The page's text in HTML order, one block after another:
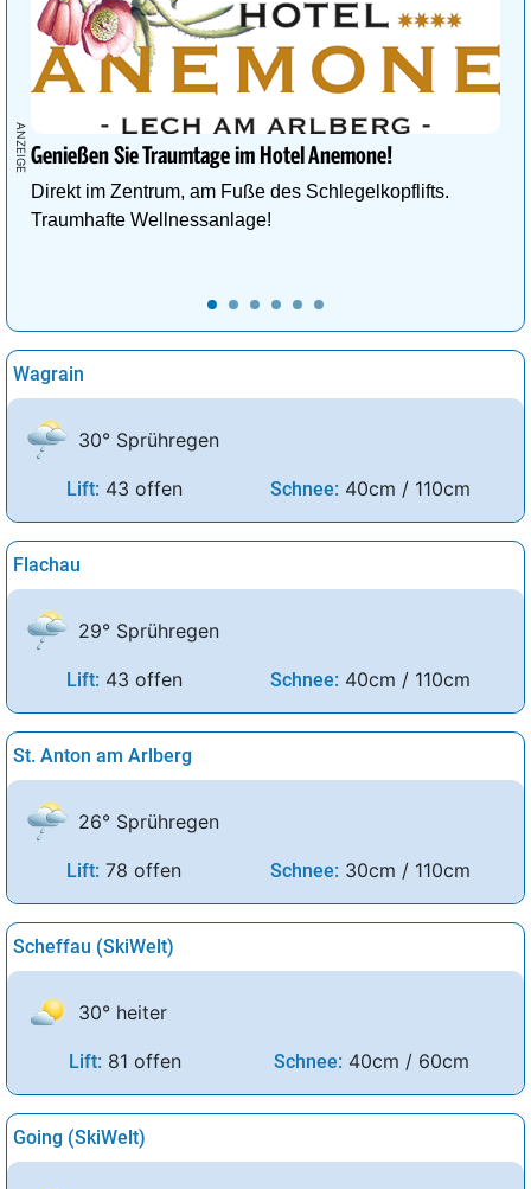
Genießen Sie Traumtage im Hotel Anemone!
Direkt im Zentrum, am Fuße des Schlegelkopflifts.
Traumhafte Wellnessanlage!
Wagrain
30° Sprühregen
Lift: 43 offen Schnee: 40cm / 110cm
Flachau
29° Sprühregen
Lift: 43 offen Schnee: 40cm / 110cm
St. Anton am Arlberg
26° Sprühregen
Lift: 78 offen Schnee: 30cm / 110cm
Scheffau (SkiWelt)
30° heiter
Lift: 81 offen Schnee: 40cm / 60cm
Going (SkiWelt)